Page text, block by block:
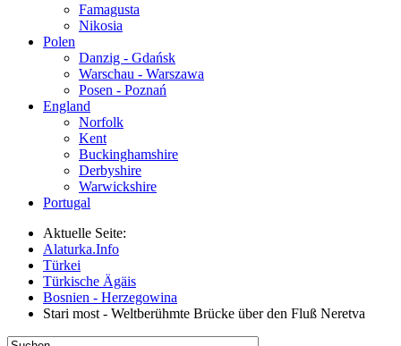
Famagusta
Nikosia
Polen
Danzig - Gdańsk
Warschau - Warszawa
Posen - Poznań
England
Norfolk
Kent
Buckinghamshire
Derbyshire
Warwickshire
Portugal
Aktuelle Seite:
Alaturka.Info
Türkei
Türkische Ägäis
Bosnien - Herzegowina
Stari most - Weltberühmte Brücke über den Fluß Neretva